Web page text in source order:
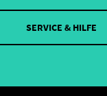
SERVICE & HILFE